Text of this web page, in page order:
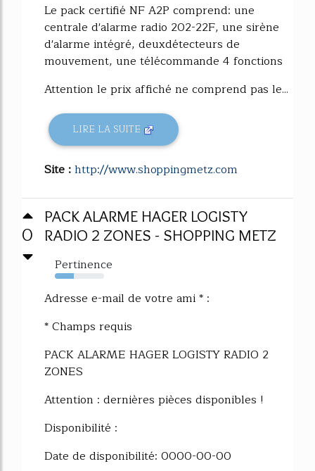
Le pack certifié NF A2P comprend: une
centrale d'alarme radio 202-22F, une sirène
d'alarme intégré, deuxdétecteurs de
mouvement, une télécommande 4 fonctions
Attention le prix affiché ne comprend pas le...
LIRE LA SUITE
Site :http://www.shoppingmetz.com
0
PACK ALARME HAGER LOGISTY
RADIO 2 ZONES - SHOPPING METZ
Pertinence
39%
Adresse e-mail de votre ami * :
* Champs requis
PACK ALARME HAGER LOGISTY RADIO 2
ZONES
Attention : dernières pièces disponibles !
Disponibilité :
Date de disponibilité: 0000-00-00